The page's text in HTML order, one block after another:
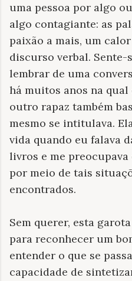
uma pessoa por algo
algo contagiante: as
paixão a mais, um
discurso verbal. Sente-
lembrar de uma
há muitos anos na
outro rapaz também
mesmo se intitulava.
vida quando eu falava
livros e me
por meio de tais
encontrados.
Sem querer, esta
para reconhecer um
entender o que se
capacidade de